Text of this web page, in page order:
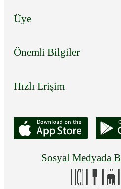
Üye
Önemli Bilgiler
Hızlı Erişim
Sosyal Medyada